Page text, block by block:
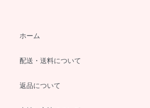
ホーム
配送・送料について
返品について